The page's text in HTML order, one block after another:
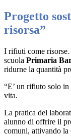
Progetto
risorsa”
I rifiuti come
scuola Primaria
ridurne la quantità
“E’ un rifiuto solo in
vita.
La pratica del
alunno di offrire il
comuni, attivando la